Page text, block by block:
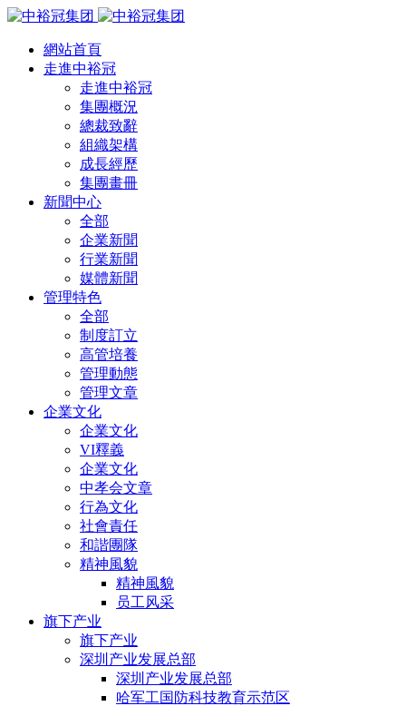
網站首頁
走進中裕冠
走進中裕冠
集團概況
總裁致辭
組織架構
成長經歷
集團畫冊
新聞中心
全部
企業新聞
行業新聞
媒體新聞
管理特色
全部
制度訂立
高管培養
管理動態
管理文章
企業文化
企業文化
VI釋義
企業文化
中孝会文章
行為文化
社會責任
和諧團隊
精神風貌
精神風貌
员工风采
旗下产业
旗下产业
深圳产业发展总部
深圳产业发展总部
哈军工国防科技教育示范区